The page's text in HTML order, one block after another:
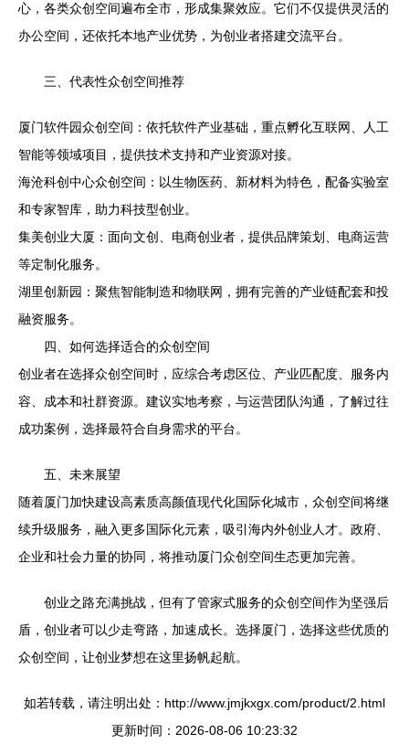
心，各类众创空间遍布全市，形成集聚效应。它们不仅提供灵活的
办公空间，还依托本地产业优势，为创业者搭建交流平台。
三、代表性众创空间推荐
厦门软件园众创空间：依托软件产业基础，重点孵化互联网、人工
智能等领域项目，提供技术支持和产业资源对接。
海沧科创中心众创空间：以生物医药、新材料为特色，配备实验室
和专家智库，助力科技型创业。
集美创业大厦：面向文创、电商创业者，提供品牌策划、电商运营
等定制化服务。
湖里创新园：聚焦智能制造和物联网，拥有完善的产业链配套和投
融资服务。
四、如何选择适合的众创空间
创业者在选择众创空间时，应综合考虑区位、产业匹配度、服务内
容、成本和社群资源。建议实地考察，与运营团队沟通，了解过往
成功案例，选择最符合自身需求的平台。
五、未来展望
随着厦门加快建设高素质高颜值现代化国际化城市，众创空间将继
续升级服务，融入更多国际化元素，吸引海内外创业人才。政府、
企业和社会力量的协同，将推动厦门众创空间生态更加完善。
创业之路充满挑战，但有了管家式服务的众创空间作为坚强后
盾，创业者可以少走弯路，加速成长。选择厦门，选择这些优质的
众创空间，让创业梦想在这里扬帆起航。
如若转载，请注明出处：http://www.jmjkxgx.com/product/2.html
更新时间：2026-08-06 10:23:32